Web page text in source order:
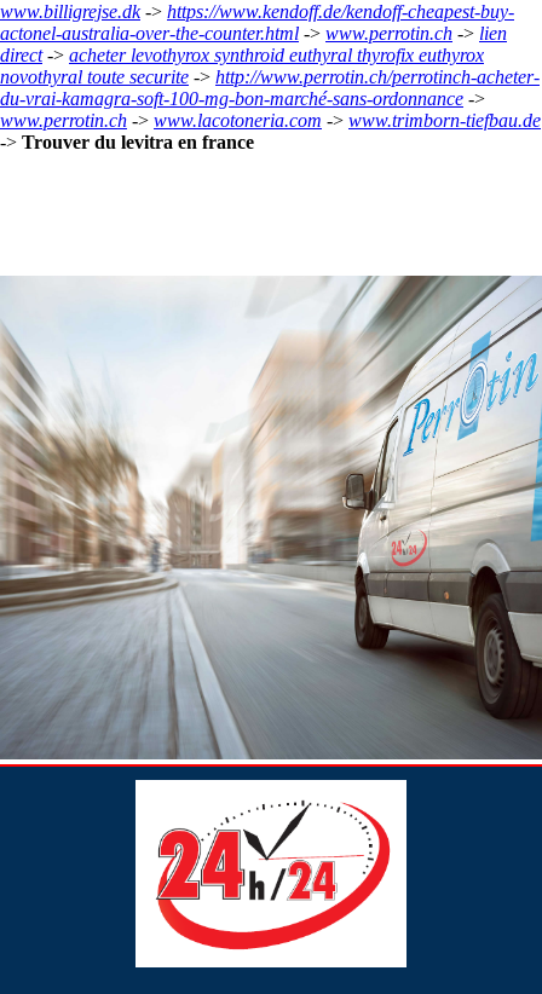
www.billigrejse.dk-> https://www.kendoff.de/kendoff-cheapest-buy-
actonel-australia-over-the-counter.html -> www.perrotin.ch -> lien
direct-> acheter levothyrox synthroid euthyral thyrofix euthyrox
novothyral toute securite -> http://www.perrotin.ch/perrotinch-acheter-
du-vrai-kamagra-soft-100-mg-bon-marché-sans-ordonnance ->
www.perrotin.ch -> www.lacotoneria.com -> www.trimborn-tiefbau.de
-> Trouver du levitra en france